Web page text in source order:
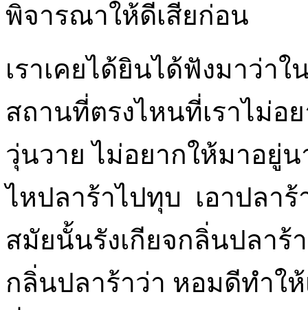
พิจารณาให้ดีเสียก่อน
เราเคยได้ยินได้ฟังมาว่า
สถานที่ตรงไหนที่เราไม่อ
วุ่นวาย ไม่อยากให้มาอยู่
ไหปลาร้าไปทุบ เอาปลา
สมัยนั้นรังเกียจกลิ่นปลา
กลิ่นปลาร้าว่า หอมดีทำใ